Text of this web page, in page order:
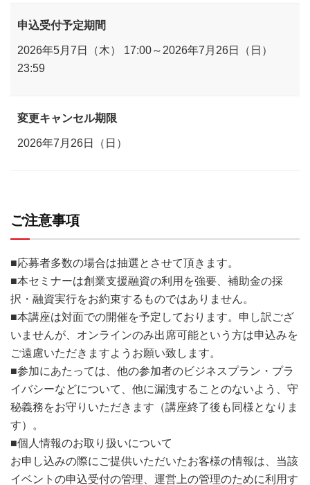
申込受付予定期間
2026年5月7日（木） 17:00～2026年7月26日（日）
23:59
変更キャンセル期限
2026年7月26日（日）
ご注意事項
■応募者多数の場合は抽選とさせて頂きます。
■本セミナーは創業支援融資の利用を強要、補助金の採
択・融資実行をお約束するものではありません。
■本講座は対面での開催を予定しております。申し訳ござ
いませんが、オンラインのみ出席可能という方は申込みを
ご遠慮いただきますようお願い致します。
■参加にあたっては、他の参加者のビジネスプラン・プラ
イバシーなどについて、他に漏洩することのないよう、守
秘義務をお守りいただきます（講座終了後も同様となりま
す）。
■個人情報のお取り扱いについて
お申し込みの際にご提供いただいたお客様の情報は、当該
イベントの申込受付の管理、運営上の管理のために利用す